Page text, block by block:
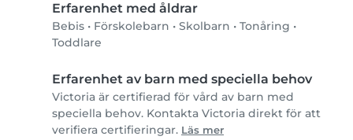
Erfarenhet med åldrar
Bebis • Förskolebarn • Skolbarn • Tonåring •
Toddlare
Erfarenhet av barn med speciella behov
Victoria är certifierad för vård av barn med
speciella behov. Kontakta Victoria direkt för att
verifiera certifieringar. Läs mer